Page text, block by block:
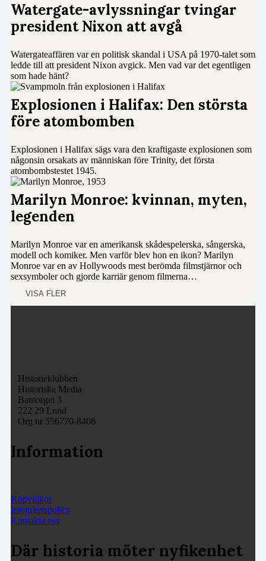
Watergate-avlyssningar tvingar
president Nixon att avgå
Watergateaffären var en politisk skandal i USA på 1970-talet som
ledde till att president Nixon avgick. Men vad var det egentligen
som hade hänt?
Explosionen i Halifax: Den största
före atombomben
Explosionen i Halifax sägs vara den kraftigaste explosionen som
någonsin orsakats av människan före Trinity, det första
atombombstestet 1945.
Marilyn Monroe: kvinnan, myten,
legenden
Marilyn Monroe var en amerikansk skådespelerska, sångerska,
modell och komiker. Men varför blev hon en ikon? Marilyn
Monroe var en av Hollywoods mest berömda filmstjärnor och
sexsymboler och gjorde karriär genom filmerna…
VISA FLER
Historieklubben
Historiska Media
Bantorget 3
222 29 Lund
Org nr 556770-8408
Information
Köpvillkor
Integritetspolicy
Kontakta oss
Där historia möter nyfikenhet